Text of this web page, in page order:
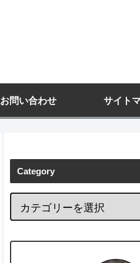
お問い合わせ サイト
Category